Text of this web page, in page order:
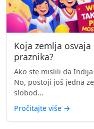
Koja zemlja
praznika?
Ako ste mislili da
No, postoji još jedna
slobod...
Pročitajte više →